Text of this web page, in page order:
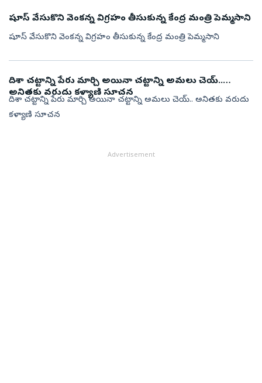
షూస్ వేసుకొని వెంకన్న విగ్రహం తీసుకున్న కేంద్ర మంత్రి పెమ్మసాని
షూస్ వేసుకొని వెంకన్న విగ్రహం తీసుకున్న కేంద్ర మంత్రి పెమ్మసాని
దిశా చట్టాన్ని పేరు మార్చి అయినా చట్టాన్ని అమలు చెయ్..
అనితకు వరుదు కళ్యాణి సూచన
దిశా చట్టాన్ని పేరు మార్చి అయినా చట్టాన్ని అమలు చెయ్.. అనితకు వరుదు
కళ్యాణి సూచన
Advertisement